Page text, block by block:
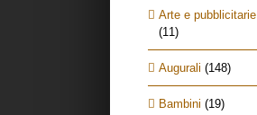
Arte e pubblicitarie
(11)
Augurali (148)
Bambini (19)